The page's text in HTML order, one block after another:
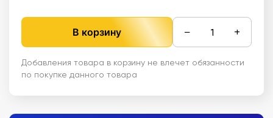
В корзину − +
Добавления товара в корзину не влечет обязанности
по покупке данного товара